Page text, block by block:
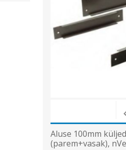
Aluse 100mm
(parem+vasak),